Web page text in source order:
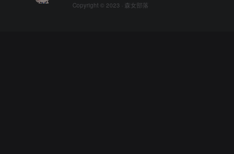
Copyright © 2023 · 森女部落